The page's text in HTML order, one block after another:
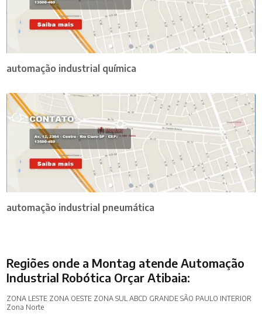
automação industrial química
automação industrial pneumática
Regiões onde a Montag atende Automação
Industrial Robótica Orçar Atibaia:
ZONA LESTE ZONA OESTE ZONA SUL ABCD GRANDE SÃO PAULO INTERIOR
Zona Norte